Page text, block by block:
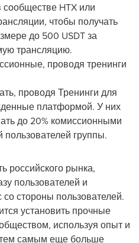
сообществе HTX или
чтобы получать
до 500 USDT за
трансляцию.
проводя тренинги
проводя Тренинги для
платформой. У них
до 20% комиссионными
пользователей группы.
российского рынка,
пользователей и
стороны пользователей.
установить прочные
используя опыт и
тем самым еще больше